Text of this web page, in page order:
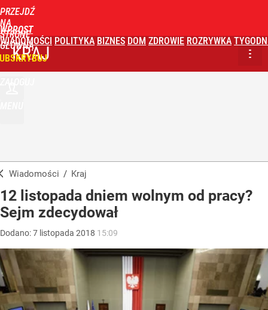
PRZEJDŹ
NA
STRONĘ
GŁÓWNĄ
WPROST
WIADOMOŚCI POLITYKA BIZNES DOM ZDROWIE ROZRYWKA
KRAJ
Wiadomości / Kraj
12 listopada dniem wolnym od pracy?
Sejm zdecydował
Dodano:7 listopada 2018 15:09